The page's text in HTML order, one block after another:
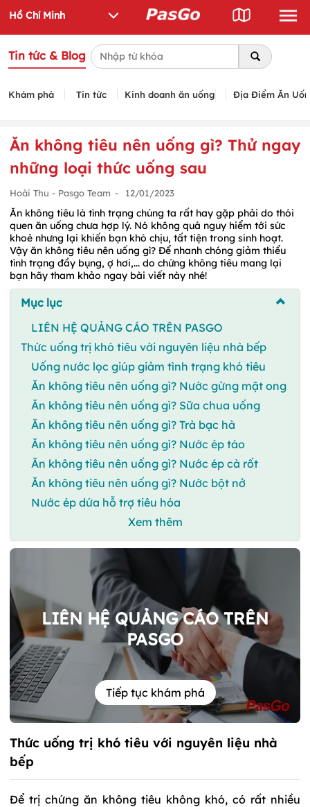
Tin tức & Blog
Khám phá Tin tức Kinh doanh ăn uống Địa Điểm Ăn
Ăn không tiêu nên uống gì? Thử ngay
những loại thức uống sau
Hoài Thu - Pasgo Team - 12/01/2023
Ăn không tiêu là tình trạng chúng ta rất hay gặp phải do thói
quen ăn uống chưa hợp lý. Nó không quá nguy hiểm tới sức
khoẻ nhưng lại khiến bạn khó chịu, tất tiện trong sinh hoạt.
Vậy ăn không tiêu nên uống gì? Để nhanh chóng giảm thiểu
tình trạng đầy bụng, ợ hơi,... do chứng không tiêu mang lại
bạn hãy tham khảo ngay bài viết này nhé!
Mục lục
LIÊN HỆ QUẢNG CÁO TRÊN PASGO
Thức uống trị khó tiêu với nguyên liệu nhà bếp
Uống nước lọc giúp giảm tình trạng khó tiêu
Ăn không tiêu nên uống gì? Nước gừng mật ong
Ăn không tiêu nên uống gì? Sữa chua uống
Ăn không tiêu nên uống gì? Trà bạc hà
Ăn không tiêu nên uống gì? Nước ép táo
Ăn không tiêu nên uống gì? Nước ép cà rốt
Ăn không tiêu nên uống gì? Nước bột nở
Nước ép dứa hỗ trợ tiêu hóa
Xem thêm
LIÊN HỆ QUẢNG CÁO TRÊN
PASGO
Tiếp tục khám phá
Thức uống trị khó tiêu với nguyên liệu nhà
bếp
Để trị chứng ăn không tiêu không khó, có rất nhiều